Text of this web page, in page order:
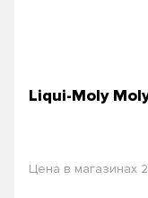
Liqui-Moly
Цена в магазинах